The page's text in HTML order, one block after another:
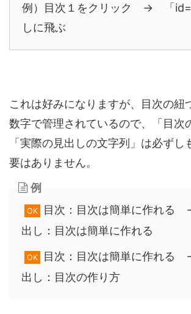
例）目次１をクリック → 「
しに飛ぶ
これは好みになりますが、目次の紐
数字で管理されているので、「目次
「実際の見出しの文字列」は必ずし
要はありません。
例
OK
目次：目次は簡単に作れ
出し：目次は簡単に作れる
OK
目次：目次は簡単に作れ
出し：目次の作り方